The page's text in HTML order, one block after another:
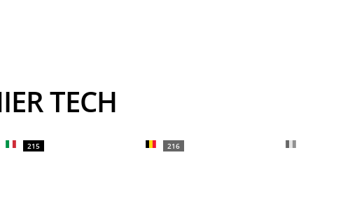
TECH
215 216